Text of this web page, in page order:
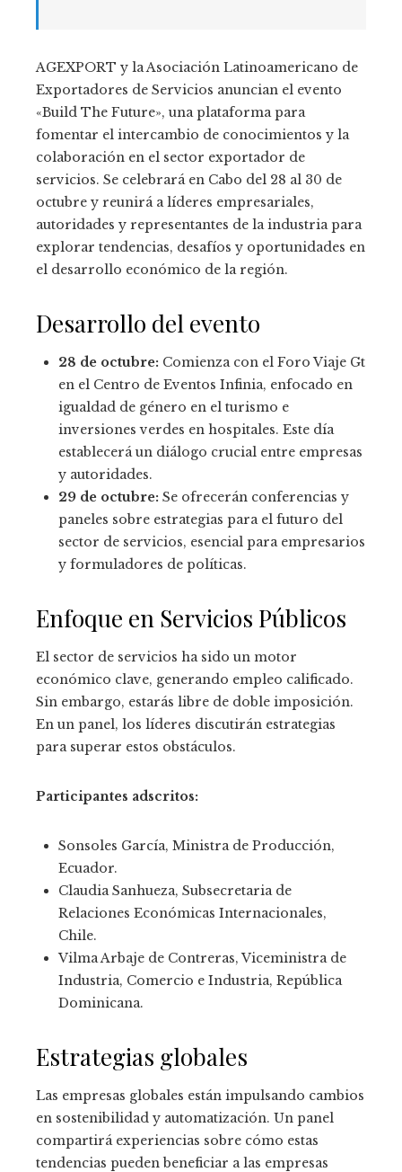
AGEXPORT y la Asociación Latinoamericano de
Exportadores de Servicios anuncian el evento
«Build The Future», una plataforma para
fomentar el intercambio de conocimientos y la
colaboración en el sector exportador de
servicios. Se celebrará en Cabo del 28 al 30 de
octubre y reunirá a líderes empresariales,
autoridades y representantes de la industria para
explorar tendencias, desafíos y oportunidades en
el desarrollo económico de la región.
Desarrollo del evento
28 de octubre: Comienza con el Foro Viaje Gt
en el Centro de Eventos Infinia, enfocado en
igualdad de género en el turismo e
inversiones verdes en hospitales. Este día
establecerá un diálogo crucial entre empresas
y autoridades.
29 de octubre: Se ofrecerán conferencias y
paneles sobre estrategias para el futuro del
sector de servicios, esencial para empresarios
y formuladores de políticas.
Enfoque en Servicios Públicos
El sector de servicios ha sido un motor
económico clave, generando empleo calificado.
Sin embargo, estarás libre de doble imposición.
En un panel, los líderes discutirán estrategias
para superar estos obstáculos.
Participantes adscritos:
Sonsoles García, Ministra de Producción,
Ecuador.
Claudia Sanhueza, Subsecretaria de
Relaciones Económicas Internacionales,
Chile.
Vilma Arbaje de Contreras, Viceministra de
Industria, Comercio e Industria, República
Dominicana.
Estrategias globales
Las empresas globales están impulsando cambios
en sostenibilidad y automatización. Un panel
compartirá experiencias sobre cómo estas
tendencias pueden beneficiar a las empresas